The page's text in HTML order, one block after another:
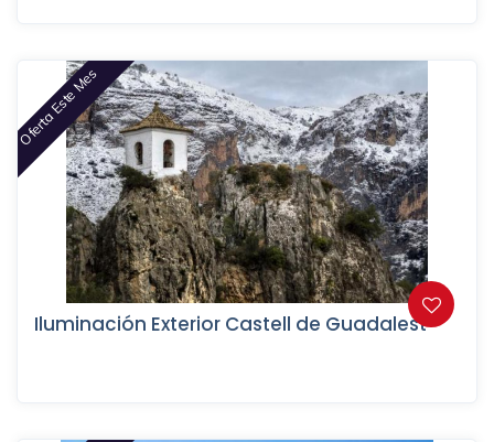
Oferta Este Mes
Iluminación Exterior Castell de Guadalest